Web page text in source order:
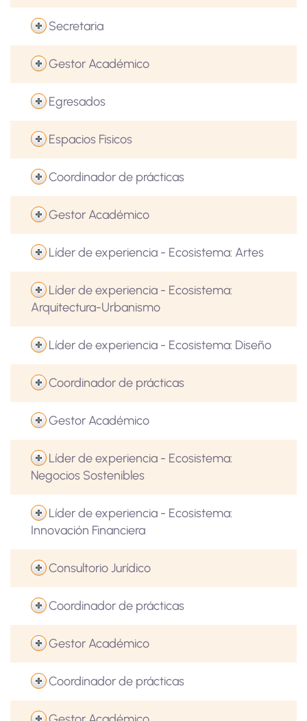
Secretaria
Gestor Académico
Egresados
Espacios Fisicos
Coordinador de prácticas
Gestor Académico
Líder de experiencia - Ecosistema: Artes
Líder de experiencia - Ecosistema:
Arquitectura-Urbanismo
Líder de experiencia - Ecosistema: Diseño
Coordinador de prácticas
Gestor Académico
Líder de experiencia - Ecosistema:
Negocios Sostenibles
Líder de experiencia - Ecosistema:
Innovación Financiera
Consultorio Jurídico
Coordinador de prácticas
Gestor Académico
Coordinador de prácticas